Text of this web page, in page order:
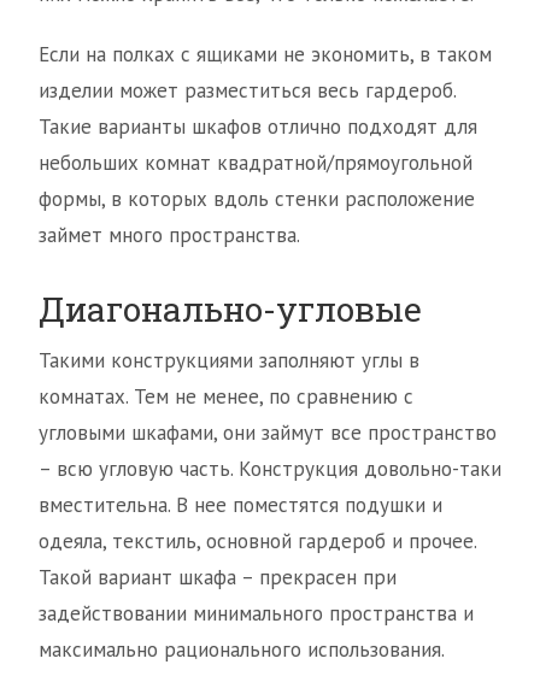
Если на полках с ящиками не экономить, в таком
изделии может разместиться весь гардероб.
Такие варианты шкафов отлично подходят для
небольших комнат квадратной/прямоугольной
формы, в которых вдоль стенки расположение
займет много пространства.
Диагонально-угловые
Такими конструкциями заполняют углы в
комнатах. Тем не менее, по сравнению с
угловыми шкафами, они займут все пространство
– всю угловую часть. Конструкция довольно-таки
вместительна. В нее поместятся подушки и
одеяла, текстиль, основной гардероб и прочее.
Такой вариант шкафа – прекрасен при
задействовании минимального пространства и
максимально рационального использования.